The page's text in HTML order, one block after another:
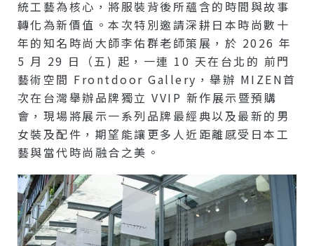
統工藝為核心，將服裝背後所蘊含的時間與故事
轉化為新價值。本次特別邀請深耕日本時尚數十
年的知名時尚大師李佑群老師策展，於 2026 年
5 月 29 日（五) 起，一連 10 天在台北的 前門
藝術空間 Frontdoor Gallery，舉辦 MIZEN首
次在台灣舉辦品牌獨立 VVIP 新作展示暨預購
會，現場將展示一系列品牌最經典以及最新的男
女裝及配件，期望能讓更多人近距離感受日本工
藝與當代時尚融合之美。